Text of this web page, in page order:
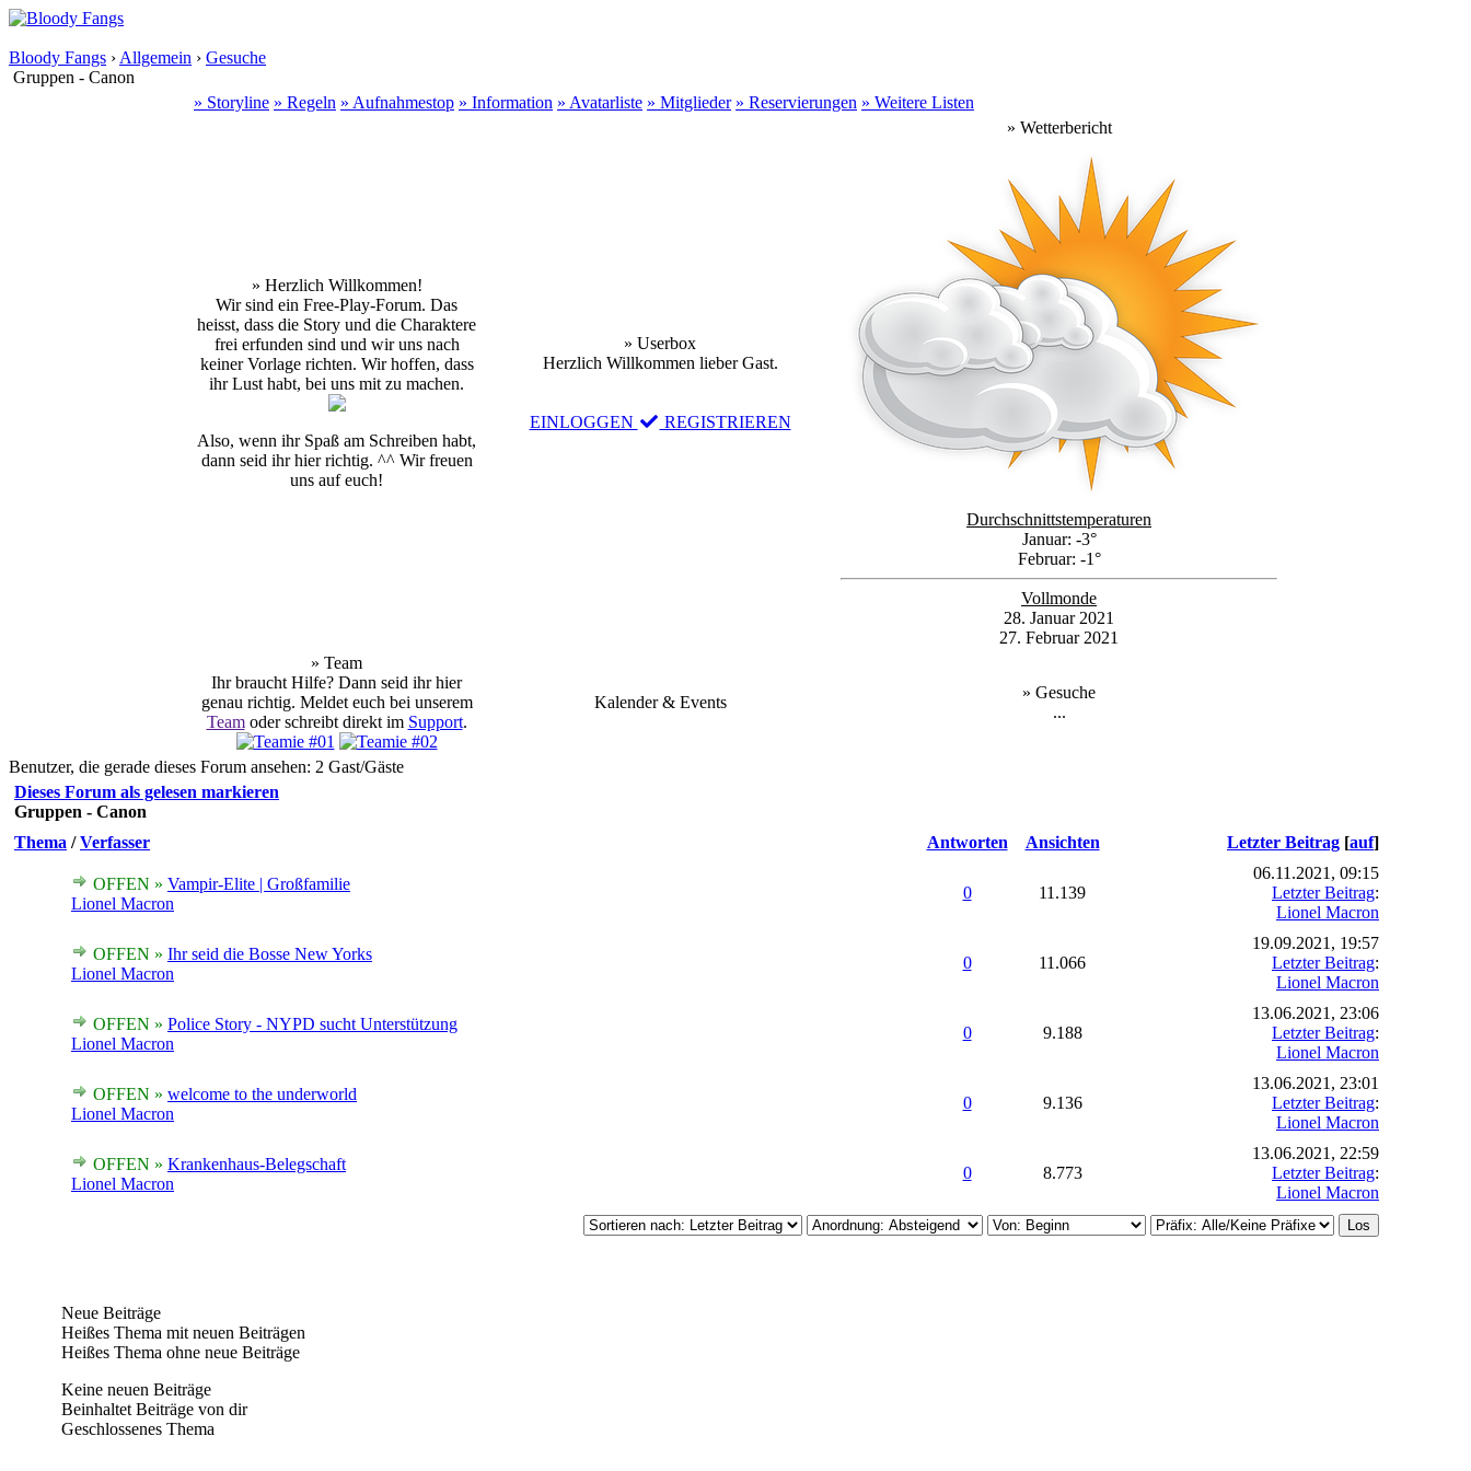
Bloody Fangs › Allgemein › Gesuche
Gruppen - Canon
» Storyline » Regeln » Aufnahmestop » Information » Avatarliste » Mitglieder » Reservierungen » Weitere Listen
» Herzlich Willkommen!
Wir sind ein Free-Play-Forum. Das
heisst, dass die Story und die Charaktere
frei erfunden sind und wir uns nach
keiner Vorlage richten. Wir hoffen, dass
ihr Lust habt, bei uns mit zu machen.
Also, wenn ihr Spaß am Schreiben habt,
dann seid ihr hier richtig. ^^ Wir freuen
uns auf euch!
» Userbox
Herzlich Willkommen lieber Gast.
EINLOGGEN REGISTRIEREN
» Wetterbericht
Durchschnittstemperaturen
Januar: -3°
Februar: -1°
Vollmonde
28. Januar 2021
27. Februar 2021
» Team
Ihr braucht Hilfe? Dann seid ihr hier
genau richtig. Meldet euch bei unserem
Teamoder schreibt direkt im Support.
Kalender & Events
» Gesuche
...
Benutzer, die gerade dieses Forum ansehen: 2 Gast/Gäste
Dieses Forum als gelesen markieren
Gruppen - Canon
Thema /Verfasser Antworten Ansichten Letzter Beitrag [auf]
OFFEN » Vampir-Elite | Großfamilie
Lionel Macron
0 11.139
06.11.2021, 09:15
Letzter Beitrag:
Lionel Macron
OFFEN » Ihr seid die Bosse New Yorks
Lionel Macron
0 11.066
19.09.2021, 19:57
Letzter Beitrag:
Lionel Macron
OFFEN » Police Story - NYPD sucht Unterstützung
Lionel Macron
0 9.188
13.06.2021, 23:06
Letzter Beitrag:
Lionel Macron
OFFEN » welcome to the underworld
Lionel Macron
0 9.136
13.06.2021, 23:01
Letzter Beitrag:
Lionel Macron
OFFEN » Krankenhaus-Belegschaft
Lionel Macron
0 8.773
13.06.2021, 22:59
Letzter Beitrag:
Lionel Macron
Neue Beiträge
Heißes Thema mit neuen Beiträgen
Heißes Thema ohne neue Beiträge
Keine neuen Beiträge
Beinhaltet Beiträge von dir
Geschlossenes Thema